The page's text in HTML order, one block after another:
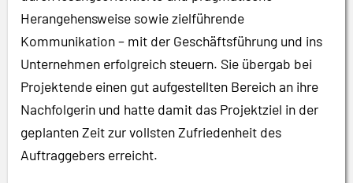
Herangehensweise sowie zielführende
Kommunikation – mit der Geschäftsführung und ins
Unternehmen erfolgreich steuern. Sie übergab bei
Projektende einen gut aufgestellten Bereich an ihre
Nachfolgerin und hatte damit das Projektziel in der
geplanten Zeit zur vollsten Zufriedenheit des
Auftraggebers erreicht.